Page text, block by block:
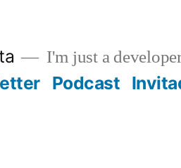
I'm just a
Podcast